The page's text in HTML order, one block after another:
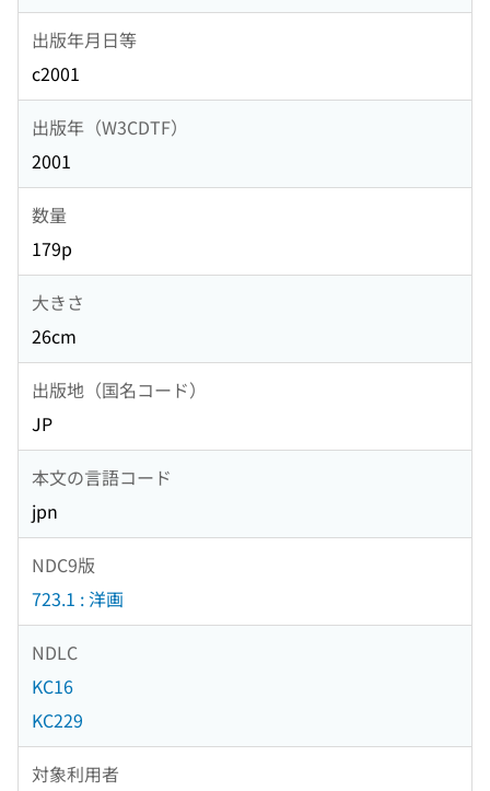
出版年月日等
c2001
出版年（W3CDTF）
2001
数量
179p
大きさ
26cm
出版地（国名コード）
JP
本文の言語コード
jpn
NDC9版
723.1 : 洋画
NDLC
KC16
KC229
対象利用者